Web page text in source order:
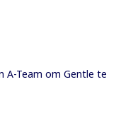
A-Team om Gentle te